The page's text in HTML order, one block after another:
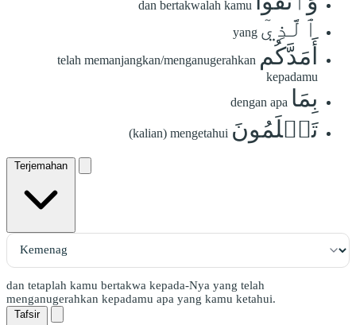
dan bertakwalah kamu
ٱلَّذِيٓ yang
أَمَدَّكُم telah memanjangkan/menganugerahkan
kepadamu
بِمَا dengan apa
تَعۡلَمُونَ (kalian) mengetahui
Terjemahan
dan tetaplah kamu bertakwa kepada-Nya yang telah
menganugerahkan kepadamu apa yang kamu ketahui.
Tafsir